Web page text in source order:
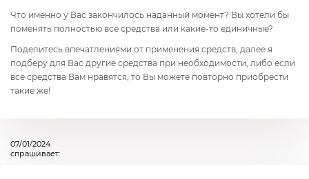
Что именно у Вас закончилось наданный момент? Вы хотели бы
поменять полностью все средства или какие-то единичные?
Поделитесь впечатлениями от применения средств, далее я
подберу для Вас другие средства при необходимости, либо если
все средства Вам нравятся, то Вы можете повторно приобрести
такие же!
07/01/2024
спрашивает: